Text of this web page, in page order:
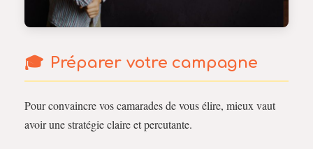
Préparer votre campagne
Pour convaincre vos camarades de vous élire, mieux vaut
avoir une stratégie claire et percutante.